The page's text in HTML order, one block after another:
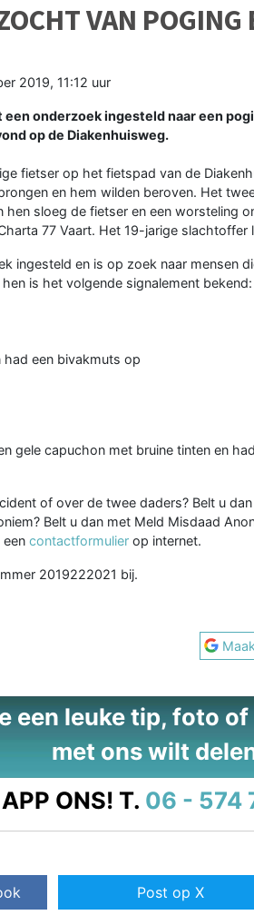
VAN POGING
2019, 11:12 uur
een onderzoek ingesteld naar een
op de Diakenhuisweg.
fietser op het fietspad van de
en hem wilden beroven. Het
hen sloeg de fietser en een worsteling
77 Vaart. Het 19-jarige slachtoffer
ingesteld en is op zoek naar mensen
is het volgende signalement bekend:
een bivakmuts op
gele capuchon met bruine tinten en
of over de twee daders? Belt u
Belt u dan met Meld Misdaad
contactformulier op internet.
2019222021 bij.
Maak
een leuke tip, foto
met ons wilt
APP ONS! T. 06 - 574
Post op X